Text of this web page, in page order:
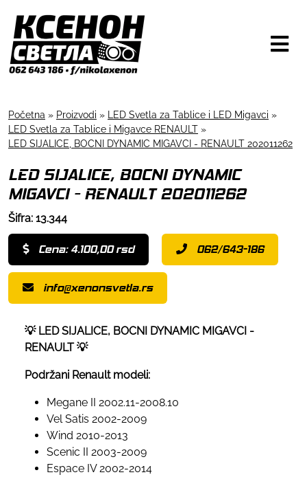
Početna » Proizvodi » LED Svetla za Tablice i LED Migavci »
LED Svetla za Tablice i Migavce RENAULT »
LED SIJALICE, BOCNI DYNAMIC MIGAVCI - RENAULT 202011262
LED SIJALICE, BOCNI DYNAMIC
MIGAVCI - RENAULT 202011262
Šifra: 13.344
Cena: 4.100,00 rsd 062/643-186
info@xenonsvetla.rs
💡 LED SIJALICE, BOCNI DYNAMIC MIGAVCI -
RENAULT 💡
Podržani Renault modeli:
Megane II 2002.11-2008.10
Vel Satis 2002-2009
Wind 2010-2013
Scenic II 2003-2009
Espace IV 2002-2014